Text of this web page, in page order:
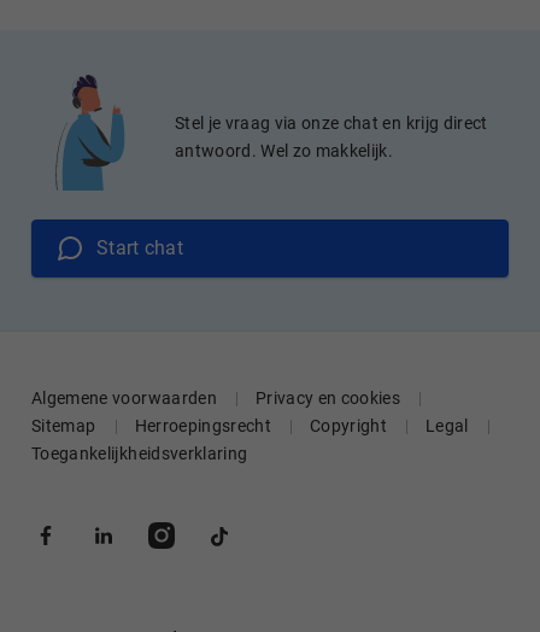
Stel je vraag via onze chat en krijg direct
antwoord. Wel zo makkelijk.
Start chat
Algemene voorwaarden
Privacy en cookies
Sitemap
Herroepingsrecht Copyright
Legal
Toegankelijkheidsverklaring